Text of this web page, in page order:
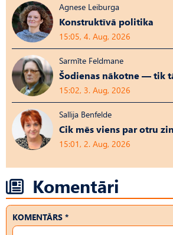
Agnese Leiburga
Konstruktīvā politika
15:05, 4. Aug, 2026
Sarmīte Feldmane
Šodienas nākotne — tik
15:02, 3. Aug, 2026
Sallija Benfelde
Cik mēs viens par otru
15:01, 2. Aug, 2026
Komentāri
KOMENTĀRS *